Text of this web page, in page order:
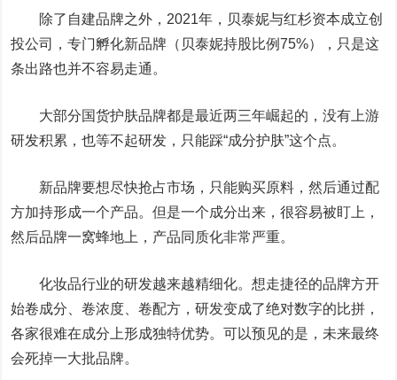
除了自建品牌之外，2021年，贝泰妮与红杉资本成立创
投公司，专门孵化新品牌（贝泰妮持股比例75%），只是这
条出路也并不容易走通。
大部分国货护肤品牌都是最近两三年崛起的，没有上游
研发积累，也等不起研发，只能踩“成分护肤”这个点。
新品牌要想尽快抢占市场，只能购买原料，然后通过配
方加持形成一个产品。但是一个成分出来，很容易被盯上，
然后品牌一窝蜂地上，产品同质化非常严重。
化妆品行业的研发越来越精细化。想走捷径的品牌方开
始卷成分、卷浓度、卷配方，研发变成了绝对数字的比拼，
各家很难在成分上形成独特优势。可以预见的是，未来最终
会死掉一大批品牌。